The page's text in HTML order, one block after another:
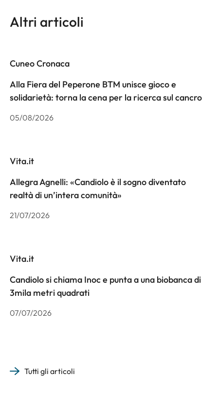
Altri articoli
Cuneo Cronaca
Alla Fiera del Peperone BTM unisce gioco e
solidarietà: torna la cena per la ricerca sul cancro
05/08/2026
Vita.it
Allegra Agnelli: «Candiolo è il sogno diventato
realtà di un’intera comunità»
21/07/2026
Vita.it
Candiolo si chiama Inoc e punta a una biobanca di
3mila metri quadrati
07/07/2026
Tutti gli articoli